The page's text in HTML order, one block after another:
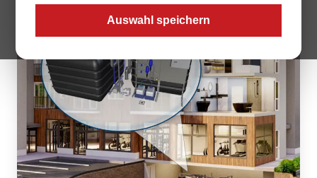
Auswahl speichern